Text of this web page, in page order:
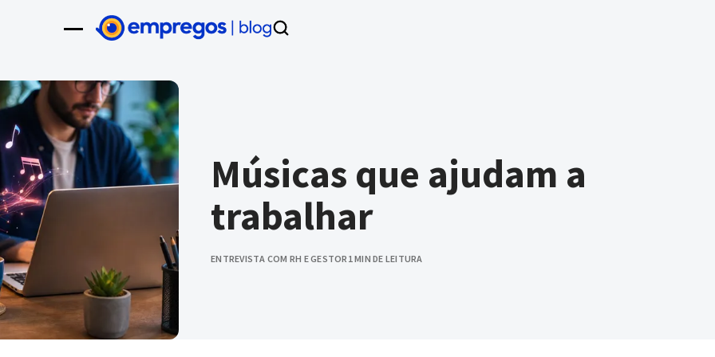
Músicas que ajudam a
trabalhar
ENTREVISTA COM RH E GESTOR 1 MIN DE LEITURA